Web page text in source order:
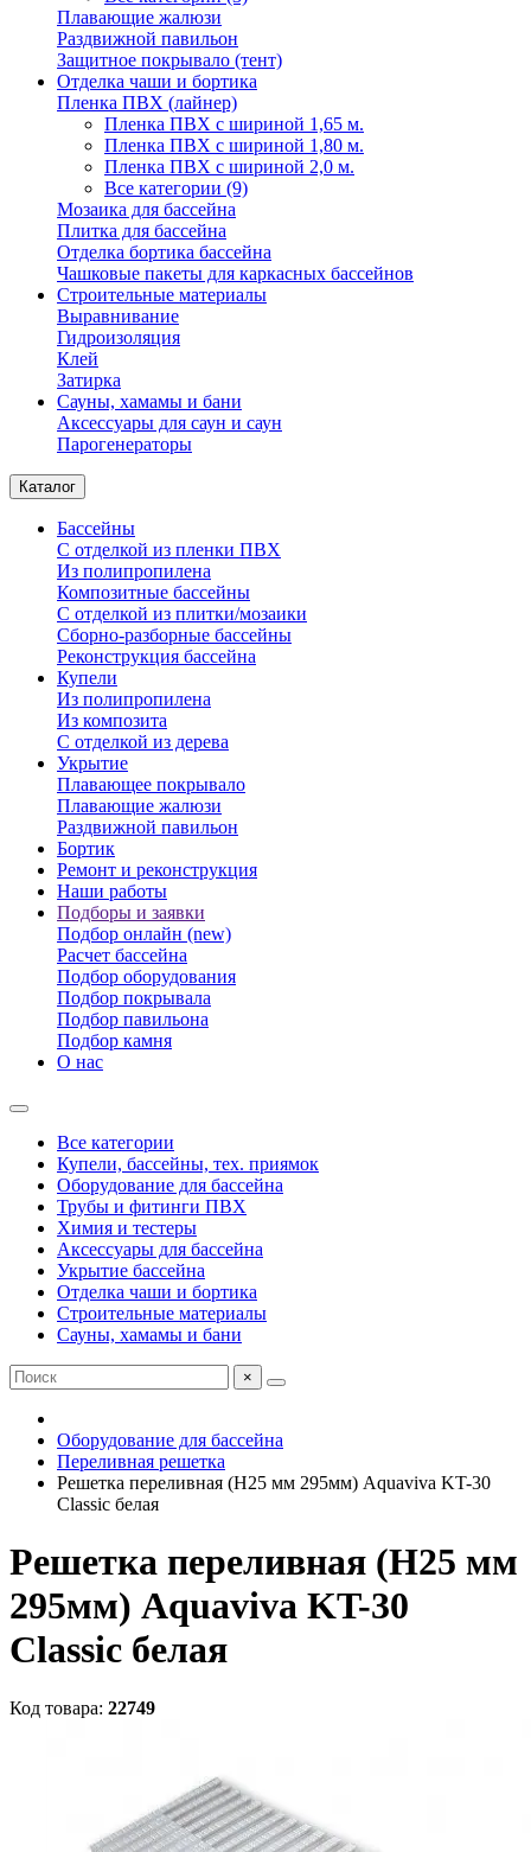
Плавающие жалюзи
Раздвижной павильон
Защитное покрывало (тент)
Отделка чаши и бортика
Пленка ПВХ (лайнер)
Пленка ПВХ с шириной 1,65 м.
Пленка ПВХ с шириной 1,80 м.
Пленка ПВХ с шириной 2,0 м.
Все категории (9)
Мозаика для бассейна
Плитка для бассейна
Отделка бортика бассейна
Чашковые пакеты для каркасных бассейнов
Строительные материалы
Выравнивание
Гидроизоляция
Клей
Затирка
Сауны, хамамы и бани
Аксессуары для саун и саун
Парогенераторы
Каталог
Бассейны
С отделкой из пленки ПВХ
Из полипропилена
Композитные бассейны
С отделкой из плитки/мозаики
Сборно-разборные бассейны
Реконструкция бассейна
Купели
Из полипропилена
Из композита
С отделкой из дерева
Укрытие
Плавающее покрывало
Плавающие жалюзи
Раздвижной павильон
Бортик
Ремонт и реконструкция
Наши работы
Подборы и заявки
Подбор онлайн (new)
Расчет бассейна
Подбор оборудования
Подбор покрывала
Подбор павильона
Подбор камня
О нас
Все категории
Купели, бассейны, тех. приямок
Оборудование для бассейна
Трубы и фитинги ПВХ
Химия и тестеры
Аксессуары для бассейна
Укрытие бассейна
Отделка чаши и бортика
Строительные материалы
Сауны, хамамы и бани
×
Оборудование для бассейна
Переливная решетка
Решетка переливная (Н25 мм 295мм) Aquaviva KT-30
Classic белая
Решетка переливная (Н25 мм
295мм) Aquaviva KT-30
Classic белая
Код товара: 22749